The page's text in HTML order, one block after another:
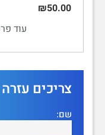
₪50.00
עוד
צריכים
שם: